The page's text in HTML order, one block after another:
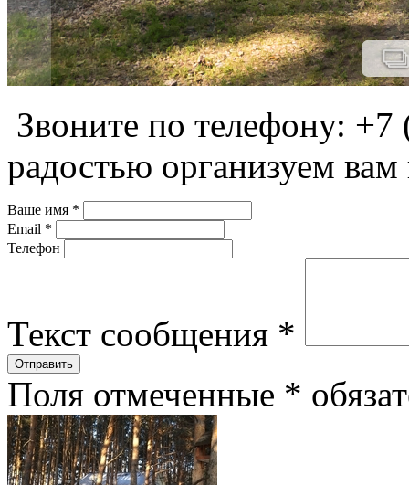
Звоните по телефону:
радостью организуем
Ваше имя *
Email *
Телефон
Текст сообщения *
Поля отмеченные *